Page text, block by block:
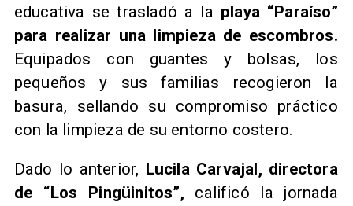
educativa se trasladó a la playa “Paraíso”
para realizar una limpieza de escombros.
Equipados con guantes y bolsas, los
pequeños y sus familias recogieron la
basura, sellando su compromiso práctico
con la limpieza de su entorno costero.
Dado lo anterior, Lucila Carvajal, directora
de “Los Pingüinitos”, calificó la jornada